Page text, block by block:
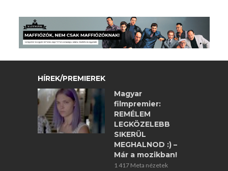
HÍREK/PREMIEREK
Magyar
filmpremier:
REMÉLEM
LEGKÖZELEBB
SIKERÜL
MEGHALNOD :) –
Már a mozikban!
1 417 Meta nézetek